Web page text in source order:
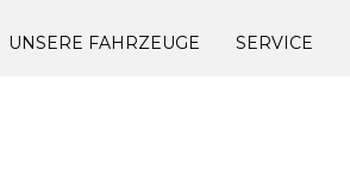
UNSERE FAHRZEUGE SERVICE